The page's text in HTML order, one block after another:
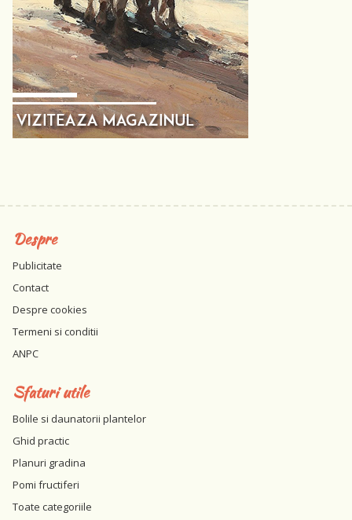
Despre
Publicitate
Contact
Despre cookies
Termeni si conditii
ANPC
Sfaturi utile
Bolile si daunatorii plantelor
Ghid practic
Planuri gradina
Pomi fructiferi
Toate categoriile